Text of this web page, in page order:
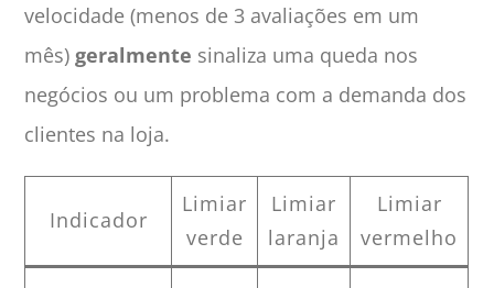
velocidade (menos de 3 avaliações em um
mês)geralmente sinaliza uma queda nos
negócios ou um problema com a demanda dos
clientes na loja.
Indicador
Limiar
verde
Limiar
laranja
Limiar
vermelho